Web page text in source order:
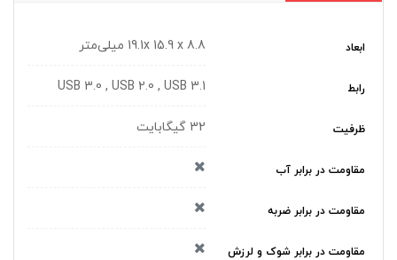
ابعاد 19.1x 15.9 x 8.8 میلی‌متر
رابط USB 3.0 , USB 2.0 , USB 3.1
ظرفیت 32 گیگابایت
مقاومت در برابر آب
مقاومت در برابر ضربه
مقاومت در برابر شوک و لرزش